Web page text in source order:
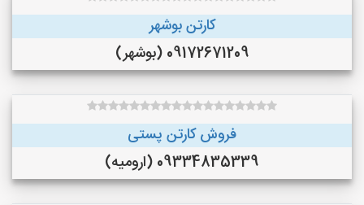
کارتن بوشهر
09172671209 (بوشهر)
فروش کارتن پستی
09334835339 (ارومیه)